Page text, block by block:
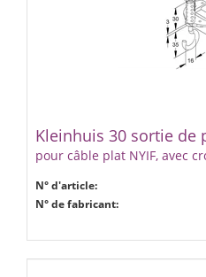
Kleinhuis 30 sortie de
pour câble plat NYIF, avec
N° d'article:
N° de fabricant: